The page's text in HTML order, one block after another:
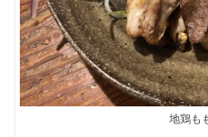
地鶏も